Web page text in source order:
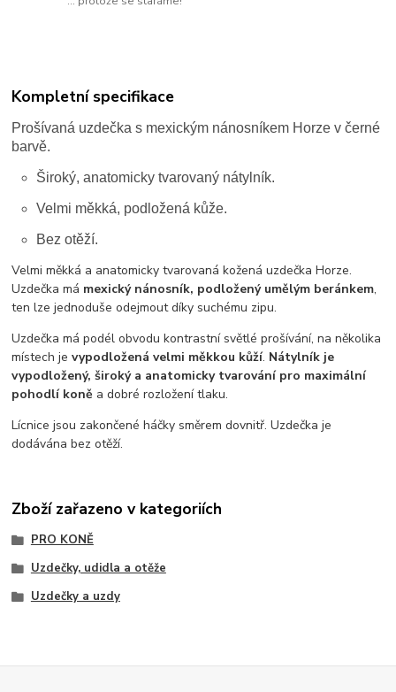
Kompletní specifikace
Prošívaná uzdečka s mexickým nánosníkem Horze v černé
barvě.
Široký, anatomicky tvarovaný nátylník.
Velmi měkká, podložená kůže.
Bez otěží.
Velmi měkká a anatomicky tvarovaná kožená uzdečka Horze.
Uzdečka má mexický nánosník, podložený umělým beránkem,
ten lze jednoduše odejmout díky suchému zipu.
Uzdečka má podél obvodu kontrastní světlé prošívání, na několika
místech jevypodložená velmi měkkou kůží. Nátylník je
vypodložený, široký a anatomicky tvarování pro maximální
pohodlí koně a dobré rozložení tlaku.
Lícnice jsou zakončené háčky směrem dovnitř. Uzdečka je
dodávána bez otěží.
Zboží zařazeno v kategoriích
PRO KONĚ
Uzdečky, udidla a otěže
Uzdečky a uzdy